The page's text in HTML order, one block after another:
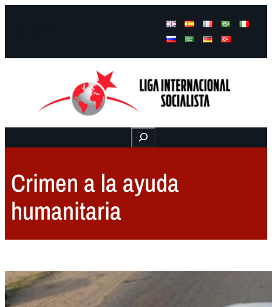
Buscar
Crimen a la ayuda
humanitaria